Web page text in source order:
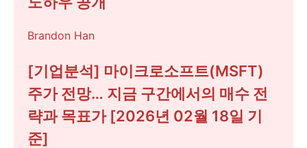
Brandon Han
[기업분석] 마이크로소프트(MSFT)
주가 전망… 지금 구간에서의 매수 전
략과 목표가 [2026년 02월 18일 기
준]